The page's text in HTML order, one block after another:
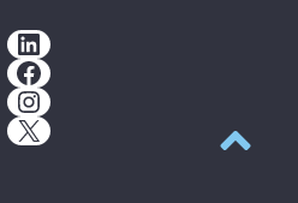
LinkedIn
Facebook
Instagram
X
Takaisin